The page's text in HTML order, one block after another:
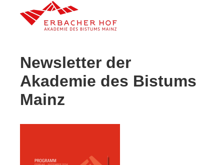
Newsletter der
Akademie des Bistums
Mainz